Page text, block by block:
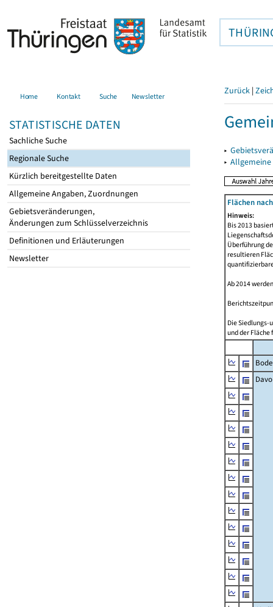
Home Kontakt Suche Newsletter
STATISTISCHE DATEN
Sachliche Suche
Regionale Suche
Kürzlich bereitgestellte Daten
Allgemeine Angaben, Zuordnungen
Gebietsveränderungen,
Änderungen zum Schlüsselverzeichnis
Definitionen und Erläuterungen
Newsletter
Zurück |
▸
▸
Flächen
Hinweis:
Bis 2013
Überführung
resultieren
Ab 2014
Die Siedlungs-
und der Fläche